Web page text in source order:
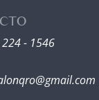
224 - 1546